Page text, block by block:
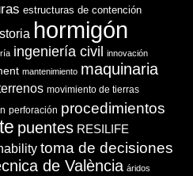
estructuras de contención
hormigón
ingeniería civil innovación
mantenimiento maquinaria
movimiento de tierras
perforación procedimientos
puentes RESILIFE
toma de decisiones
de València áridos